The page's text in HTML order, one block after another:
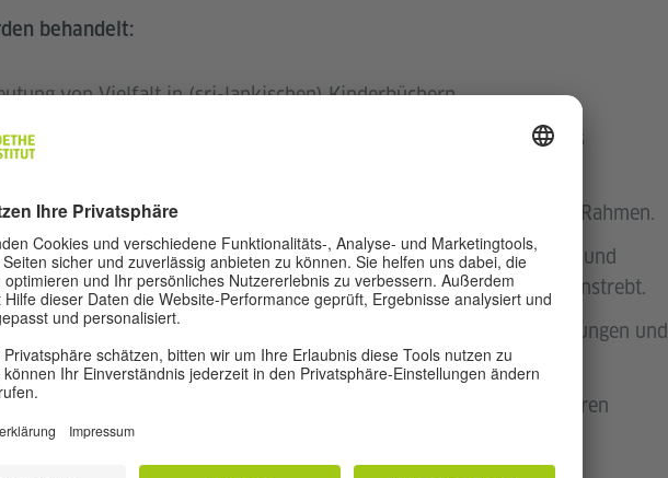
behandelt:
von Vielfalt in (sri-lankischen) Kinderbüchern.
Referenten zu den Anforderungen und Herausforderungen des
im lokalen Verlagswesen.
unter Verwendung der UN-Kinderrechtskonvention als Rahmen.
aus feministischer Perspektive: Wie man Stereotypen identifiziert und
zeitgemäße Darstellungen von Rollen und Charakteren anstrebt.
Diskussionen zur Identifizierung unterrepräsentierter Erzählungen und
Kinderliteratur.
-vermittlung, Schreibpraktiken und kreative Techniken mit anderen